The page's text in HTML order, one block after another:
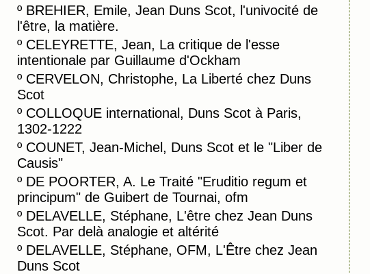
º BREHIER, Emile, Jean Duns Scot, l'univocité de
l'être, la matière.
º CELEYRETTE, Jean, La critique de l'esse
intentionale par Guillaume d'Ockham
º CERVELON, Christophe, La Liberté chez Duns
Scot
º COLLOQUE international, Duns Scot à Paris,
1302-1222
º COUNET, Jean-Michel, Duns Scot et le "Liber de
Causis"
º DE POORTER, A. Le Traité "Eruditio regum et
principum" de Guibert de Tournai, ofm
º DELAVELLE, Stéphane, L'être chez Jean Duns
Scot. Par delà analogie et altérité
º DELAVELLE, Stéphane, OFM, L'Être chez Jean
Duns Scot